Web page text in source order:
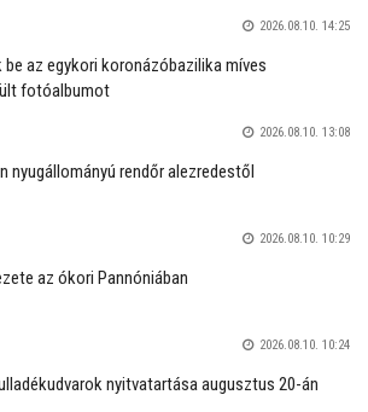
2026.08.10. 14:25
az egykori koronázóbazilika míves
fotóalbumot
2026.08.10. 13:08
nyugállományú rendőr alezredestől
2026.08.10. 10:29
az ókori Pannóniában
2026.08.10. 10:24
nyitvatartása augusztus 20-án